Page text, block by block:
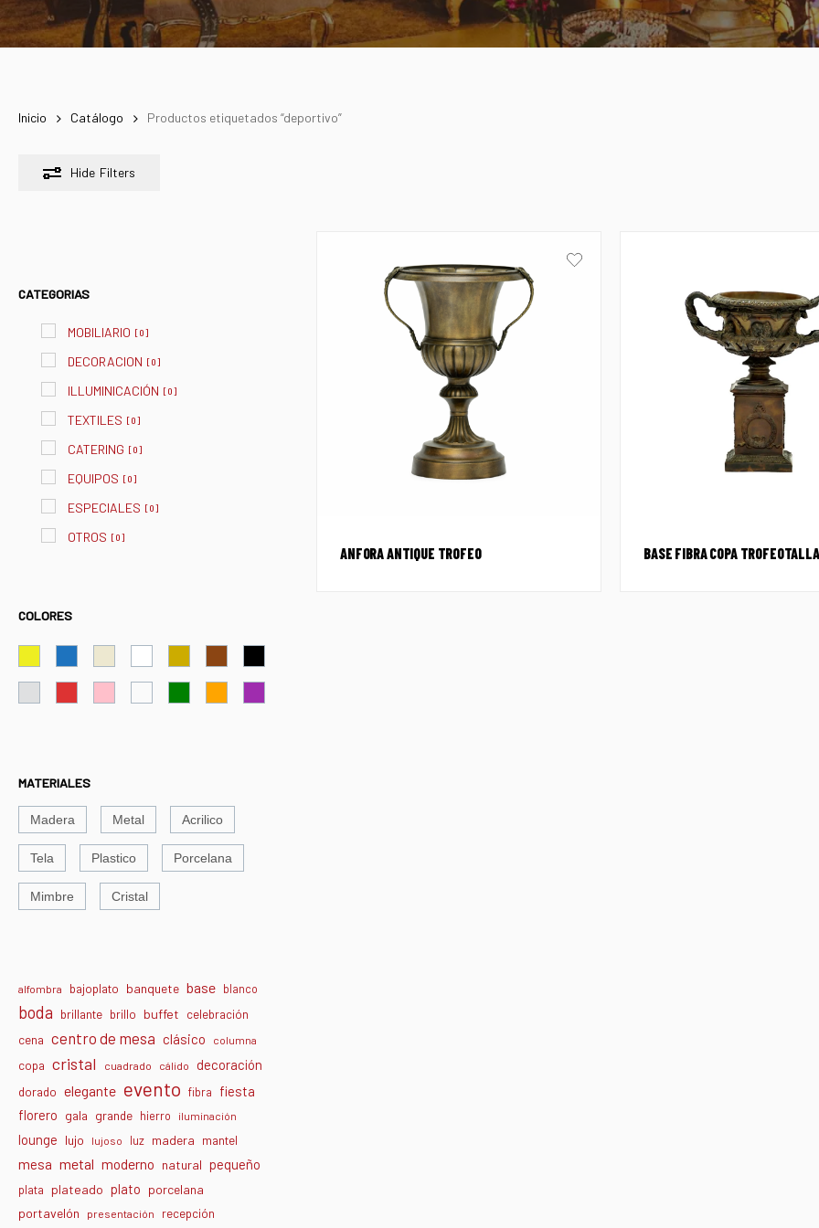
Inicio Catálogo Productos etiquetados “deportivo”
Hide Filters
CATEGORIAS
MOBILIARIO [0]
DECORACION [0]
ILLUMINICACIÓN [0]
TEXTILES [0]
CATERING [0]
EQUIPOS [0]
ESPECIALES [0]
OTROS [0]
COLORES
MATERIALES
Madera Metal Acrilico
Tela Plastico Porcelana
Mimbre Cristal
alfombra bajoplato banquete base blanco
boda brillante brillo buffet celebración
cena centro de mesa clásico columna
copa cristal cuadrado cálido decoración
dorado elegante evento fibra fiesta
florero gala grande hierro iluminación
lounge lujo lujoso luz madera mantel
mesa metal moderno natural pequeño
plata plateado plato porcelana
portavelón
presentación recepción
ANFORA ANTIQUE TROFEO BASE FIBRA COPA